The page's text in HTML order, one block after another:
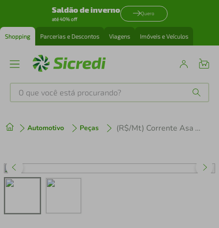
Saldão de inverno
até 40% off
Quero
Shopping Parcerias e Descontos Viagens Imóveis e Veículos
O que você está procurando?
Automotivo Peças (R$/Mt) Corrente Asa 40
2º cafeteira